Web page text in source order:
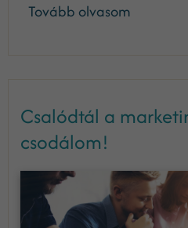
Tovább olvasom
Csalódtál a
csodálom!